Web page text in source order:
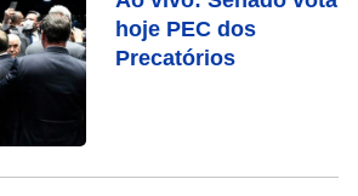
hoje PEC dos
Precatórios